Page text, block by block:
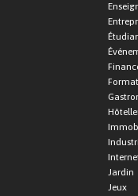
Jardin
Jeux